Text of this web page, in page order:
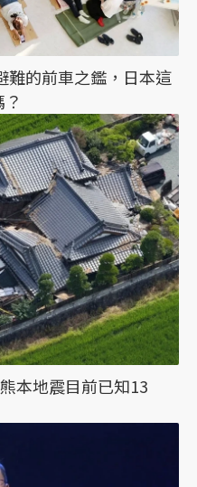
難的前車之鑑，日本這
本地震目前已知13